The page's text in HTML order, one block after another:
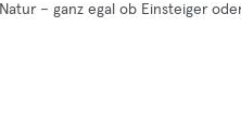
– ganz egal ob Einsteiger